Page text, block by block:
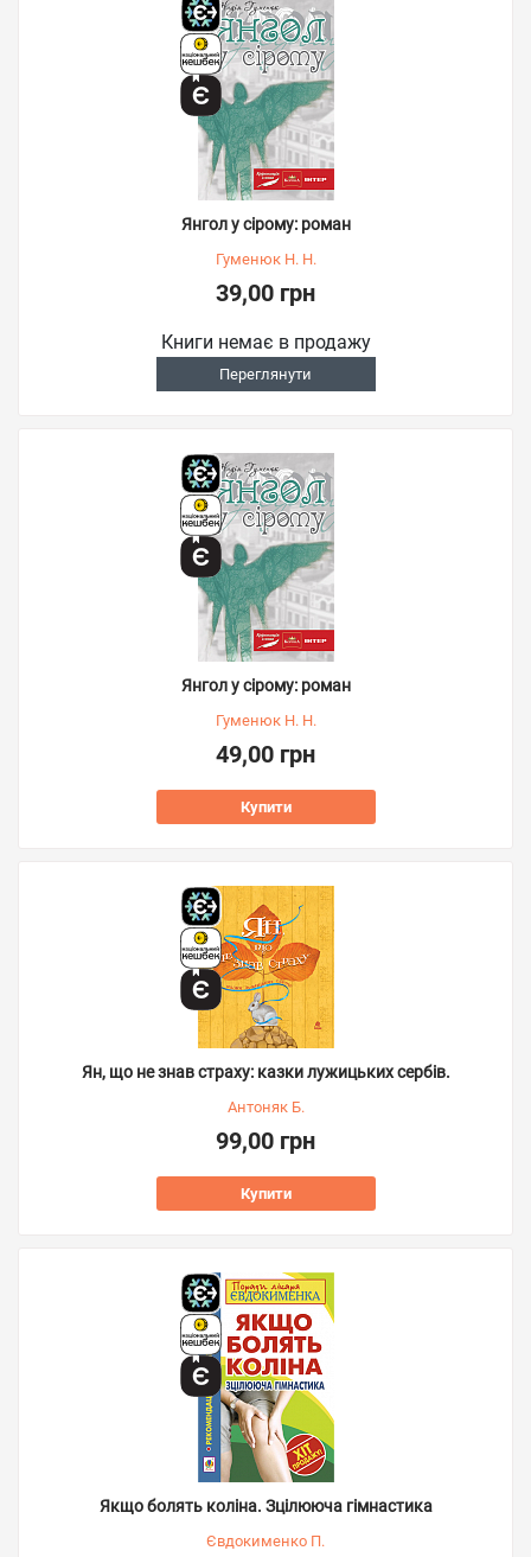
Янгол у сірому: роман
Гуменюк Н. Н.
39,00 грн
Книги немає в продажу
Переглянути
Янгол у сірому: роман
Гуменюк Н. Н.
49,00 грн
Купити
Ян, що не знав страху: казки лужицьких сербів.
Антоняк Б.
99,00 грн
Купити
Якщо болять коліна. Зцілююча гімнастика
Євдокименко П.